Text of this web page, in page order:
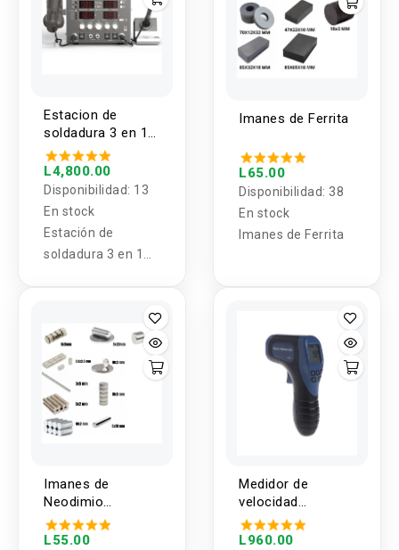
Estacion de
soldadura 3 en 1
BAKU BA-8305D
L4,800.00
Disponibilidad: 13
En stock
Estación de
soldadura 3 en 1
Imanes de Ferrita
L65.00
Disponibilidad: 38
En stock
Imanes de Ferrita
Imanes de
Neodimio
circulares y
cilindricos
L55.00
Medidor de
velocidad
TACÓMETRO
(RPM) vía láser
L960.00